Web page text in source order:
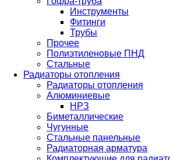
Инструменты
Фитинги
Трубы
Прочее
Полиэтиленовые ПНД
Стальные
Радиаторы отопления
Радиаторы отопления
Алюминиевые
НРЗ
Биметаллические
Чугунные
Стальные панельные
Радиаторная арматура